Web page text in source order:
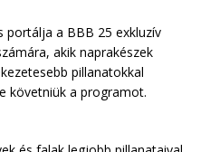
portálja a BBB 25 exkluzív
akik naprakészek
pillanatokkal
követniük a programot.